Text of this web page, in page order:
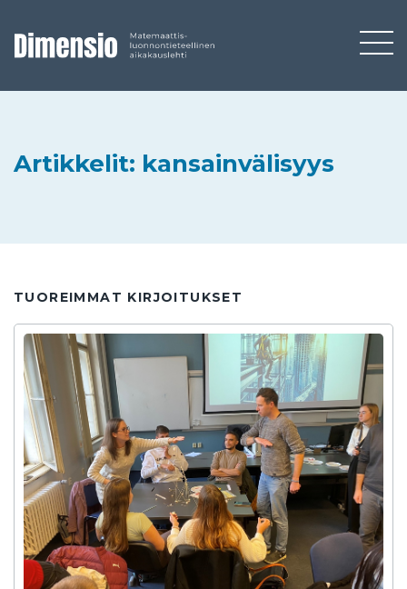
Artikkelit: kansainvälisyys
TUOREIMMAT KIRJOITUKSET